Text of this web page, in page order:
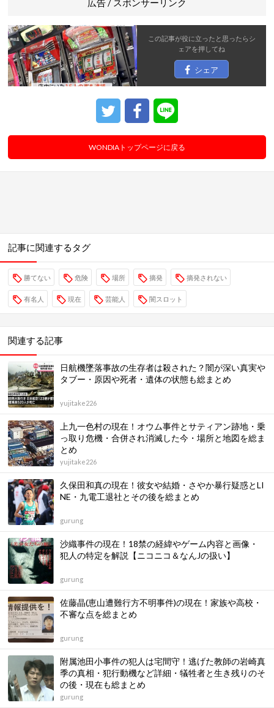
広告 / スポンサーリンク
この記事が役に立ったと思ったらシ
ェアを押してね
シェア
WONDIAトップページに戻る
記事に関連するタグ
勝てない 危険 場所 摘発 摘発されない
有名人 現在 芸能人 闇スロット
関連する記事
日航機墜落事故の生存者は殺された？闇が深い真実や
タブー・原因や死者・遺体の状態も総まとめ
yujitake226
上九一色村の現在！オウム事件とサティアン跡地・乗
っ取り危機・合併され消滅した今・場所と地図を総ま
とめ
yujitake226
久保田和真の現在！彼女や結婚・さやか暴行疑惑とLI
NE・九電工退社とその後を総まとめ
gurung
沙織事件の現在！18禁の経緯やゲーム内容と画像・
犯人の特定を解説【ニコニコ＆なんJの扱い】
gurung
佐藤晶(恵山遭難行方不明事件)の現在！家族や高校・
不審な点を総まとめ
gurung
附属池田小事件の犯人は宅間守！逃げた教師の岩崎真
季の真相・犯行動機など詳細・犠牲者と生き残りのそ
の後・現在も総まとめ
gurung